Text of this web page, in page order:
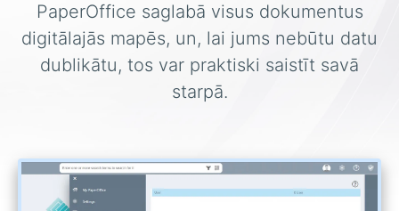
PaperOffice saglabā visus dokumentus
digitālajās mapēs, un, lai jums nebūtu datu
dublikātu, tos var praktiski saistīt savā
starpā.